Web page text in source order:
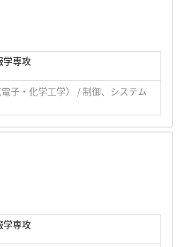
学専攻
子・化学工学） / 制御、システム
学専攻